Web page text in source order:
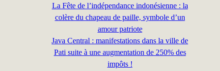
La Fête de l’indépendance indonésienne : la
colère du chapeau de paille, symbole d’un
amour patriote
Java Central : manifestations dans la ville de
Pati suite à une augmentation de 250% des
impôts !